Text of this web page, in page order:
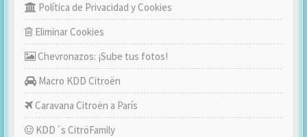
Política de Privacidad y Cookies
Eliminar Cookies
Chevronazos: ¡Sube tus fotos!
Macro KDD Citroën
Caravana Citroën a París
KDD´s CitröFamily